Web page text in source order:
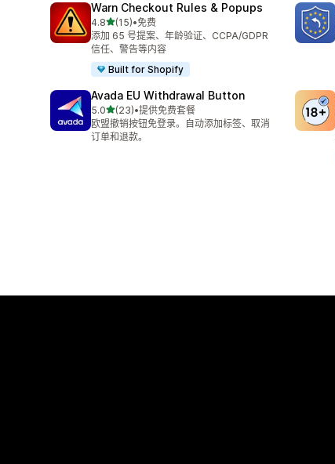
Warn Checkout Rules & Popups
4.8星（满分 5 星）
(15)
总共 15 条评论
•免费
添加 65 号提案、年龄验证、CCPA/GDPR
信任、警告等内容
Built for Shopify
Avada EU Withdrawal Button
5.0星（满分 5 星）
(23)
总共 23 条评论
•提供免费套餐
欧盟撤销按钮免登录。自动添加标签、取消
订单和退款。